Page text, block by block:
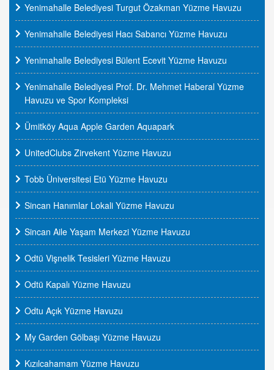
Yenimahalle Belediyesi Turgut Özakman Yüzme Havuzu
Yenimahalle Belediyesi Hacı Sabancı Yüzme Havuzu
Yenimahalle Belediyesi Bülent Ecevit Yüzme Havuzu
Yenimahalle Belediyesi Prof. Dr. Mehmet Haberal Yüzme
Havuzu ve Spor Kompleksi
Ümitköy Aqua Apple Garden Aquapark
UnitedClubs Zirvekent Yüzme Havuzu
Tobb Üniversitesi Etü Yüzme Havuzu
Sincan Hanımlar Lokali Yüzme Havuzu
Sincan Aile Yaşam Merkezi Yüzme Havuzu
Odtü Vişnelik Tesisleri Yüzme Havuzu
Odtü Kapalı Yüzme Havuzu
Odtu Açık Yüzme Havuzu
My Garden Gölbaşı Yüzme Havuzu
Kızılcahamam Yüzme Havuzu